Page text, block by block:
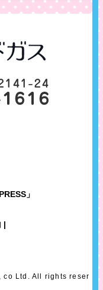
」
|
co Ltd. All rights reser